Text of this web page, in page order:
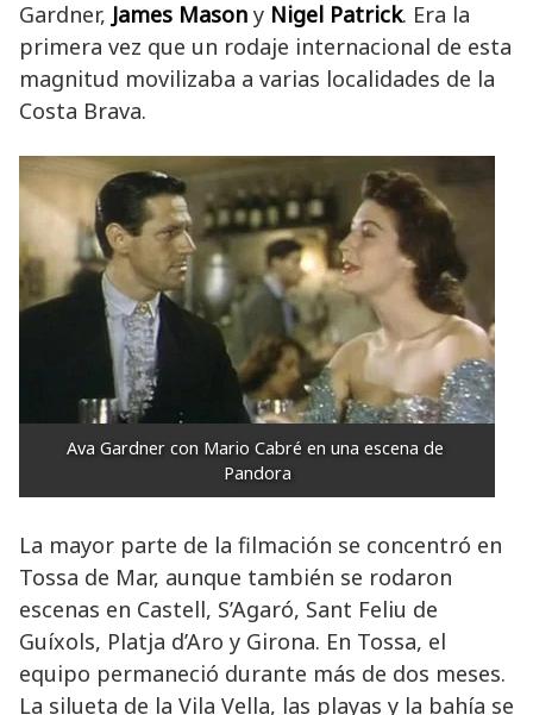
Gardner, James Mason y Nigel Patrick. Era la
primera vez que un rodaje internacional de esta
magnitud movilizaba a varias localidades de la
Costa Brava.
Ava Gardner con Mario Cabré en una escena de
Pandora
La mayor parte de la filmación se concentró en
Tossa de Mar, aunque también se rodaron
escenas en Castell, S’Agaró, Sant Feliu de
Guíxols, Platja d’Aro y Girona. En Tossa, el
equipo permaneció durante más de dos meses.
La silueta de la Vila Vella, las playas y la bahía se